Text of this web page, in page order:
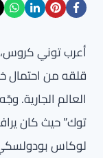
أعرب توني
قلقه من احتمال
العالم الجارية.
توك” حيث كان
لوكاس